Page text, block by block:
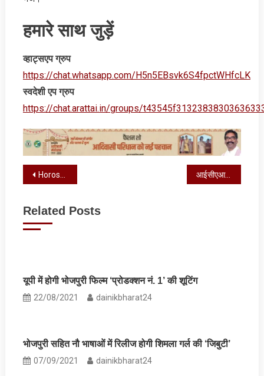
हमारे साथ जुड़ें
व्‍हाट्सएप ग्रुप
https://chat.whatsapp.com/H5n5EBsvk6S4fpctWHfcLK
स्‍वदेशी एप ग्रुप
https://chat.arattai.in/groups/
Post
Horoscope : आज का राशिफल, जानें कैसा रहेगा आपका दिन आईसीएआई रांची शाखा का दो दिवसीय राष्ट्रीय सम्मेलन कल से
Related Posts
यूपी में होगी भोजपुरी फिल्म ‘प्रोडक्शन नं. 1’ की शूटिंग
22/08/2021 dainikbharat24
भोजपुरी सहित नौ भाषाओं में रिलीज होगी शिमला गर्ल की ‘जिबुटी’
07/09/2021 dainikbharat24